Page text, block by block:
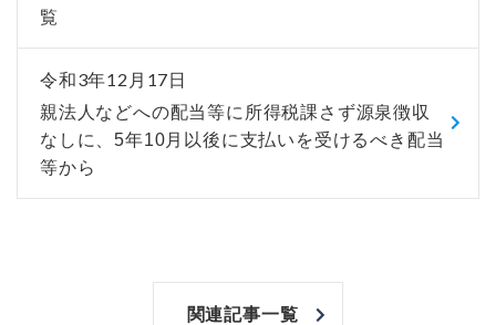
覧
令和3年12月17日
親法人などへの配当等に所得税課さず源泉徴収
なしに、5年10月以後に支払いを受けるべき配当
等から
関連記事一覧